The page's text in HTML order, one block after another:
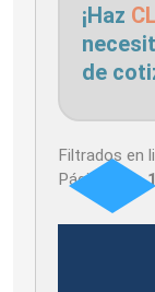
¡Haz
de
Filtrados en
Página
de1